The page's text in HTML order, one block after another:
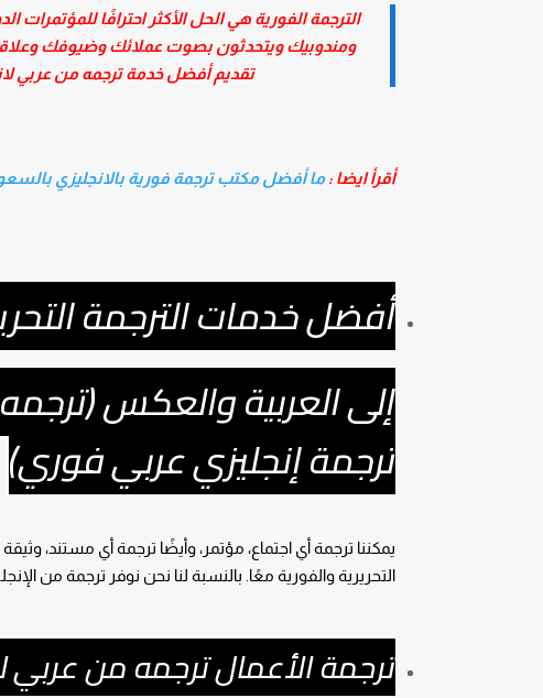
الترجمة الفورية هي الحل الأكثر احترافًا
ومندوبيك ويتحدثون بصوت عملائك وضيوفك
تقديم أفضل خدمة ترجمه من عربي
أقرأ ايضا :ما أفضل مكتب ترجمة فورية بالانجليزي
أفضل خدمات الترجمة
إلى العربية والعكس
ترجمة إنجليزي عربي فوري)
يمكننا ترجمة أي اجتماع، مؤتمر، وأيضًا ترجمة أي
التحريرية والفورية معًا. بالنسبة لنا نحن نوفر ترجمة من
ترجمة الأعمال ترجمه من عربي